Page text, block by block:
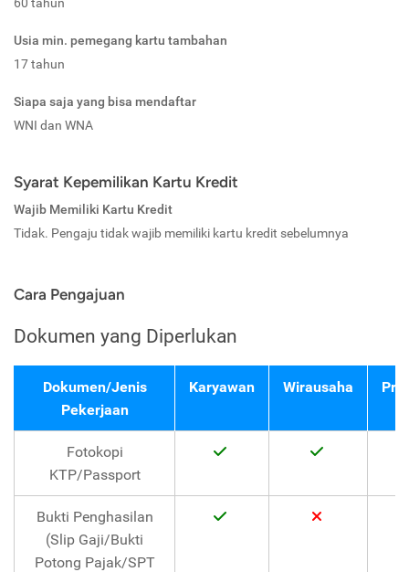
Usia min. pemegang kartu tambahan
17 tahun
Siapa saja yang bisa mendaftar
WNI dan WNA
Syarat Kepemilikan Kartu Kredit
Wajib Memiliki Kartu Kredit
Tidak. Pengaju tidak wajib memiliki kartu kredit sebelumnya
Cara Pengajuan
Dokumen yang Diperlukan
Dokumen/Jenis
Pekerjaan
Karyawan Wirausaha
Fotokopi
KTP/Passport
Bukti Penghasilan
(Slip Gaji/Bukti
Potong Pajak/SPT